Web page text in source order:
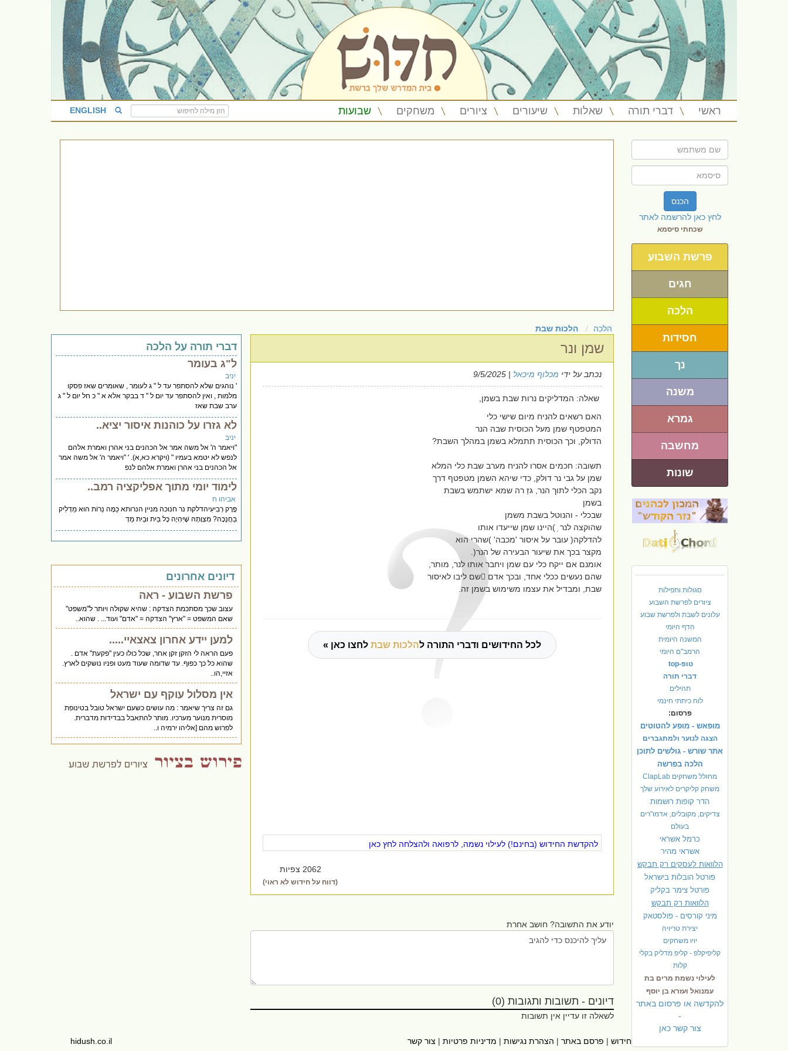
ראשי דברי תורה שאלות שיעורים ציורים משחקים שבועות ENGLISH
הכנס
לחץ כאן להרשמה לאתר
שכחתי סיסמא
פרשת השבוע
חגים
הלכה
חסידות
נך
משנה
גמרא
מחשבה
שונות
סגולות ותפילות
ציורים לפרשת השבוע
עלונים לשבת ולפרשת שבוע
הדף היומי
המשנה היומית
הרמב"ם היומי
טופ-top
דברי תורה
תהילים
לוח כיתתי חינמי
פרסום:
מופאש - מופע להטוטים
הצגה לנוער ולמתגברים
אתר שורש - גולשים לתוכן
הלכה בפרשה
מחולל משחקים ClapLab
משחק קליקרים לאירוע שלך
הדר קופות רושמות
צדיקים, מקובלים, אדמו"רים
בעולם
כרמל אשראי
אשראי מהיר
הלוואות לעסקים רק תבקש
פורטל הובלות בישראל
פורטל צימר בקליק
הלוואות רק תבקש
מיני קורסים - פולסטאק
יצירת טריויה
יויו משחקים
קליפיקלפ - קליפ מדליק בקלי
קלות
לעילוי נשמת מרים בת
עמנואל ועזרא בן יוסף
להקדשה או פרסום באתר
-
צור קשר כאן
הלכה הלכות שבת
שמן ונר
נכתב על ידי מכלוף מיכאל | 9/5/2025
שאלה: המדליקים נרות שבת בשמן,
האם רשאים להניח מיום שישי כלי
המטפטף שמן מעל הכוסית שבה הנר
הדולק, וכך הכוסית תתמלא בשמן במהלך השבת?
תשובה: חכמים אסרו להניח מערב שבת כלי המלא
שמן על גבי נר דולק, כדי שיהא השמן מטפטף דרך
נקב הכלי לתוך הנר, גזֵ רה שמא ישתמש בשבת
בשמן
שבכלי - והנוטל בשבת משמן
שהוקצה לנר ְ )היינו שמן שייעדו אותו
להדלקה( עובר על איסור 'מכבה' )שהרי הוא
מקצר בכך את שיעור הבעירה של הנר(.
אומנם אם ייקח כלי עם שמן ויחבר אותו לנר, מותר,
שהם נעשים ככלי אחד, ובכך אדם שם ליבו לאיסור
שבת, ומבדיל את עצמו משימוש בשמן זה.
לכל החידושים ודברי התורה להלכות שבת לחצו כאן »
להקדשת החידוש (בחינם!) לעילוי נשמה, לרפואה ולהצלחה לחץ כאן
2062 צפיות
(דווח על חידוש לא ראוי)
יודע את התשובה? חושב אחרת
דיונים - תשובות ותגובות (0)
לשאלה זו עדיין אין תשובות
דברי תורה על הלכה
ל"ג בעומר
יניב
' נוהגים שלא להסתפר עד ל " ג לעומר , שאומרים שאז פסקו
מלמות , ואין להסתפר עד יום ל " ד בבקר אלא א " כ חל יום ל " ג
ערב שבת שאז
לא גזרו על כוהנות איסור יציא..
יניב
"ויאמר ה' אל משה אמר אל הכהנים בני אהרן ואמרת אלהם
לנפש לא יטמא בעמיו " (ויקרא כא,א). ' "ויאמר ה' אל משה אמר
אל הכהנים בני אהרן ואמרת אלהם לנפ
לימוד יומי מתוך אפליקציה רמב..
אביהו ח
פֶּרֶק רְבִיעִיהדלקת נר חנוכה מניין הנרותא כַּמָּה נֵרוֹת הוּא מַדְלִיק
בַּחֲנֻכָּה? מִצְוָתָהּ שֶׁיִּהְיֶה כָּל בַּיִת וּבַיִת מַדְ
דיונים אחרונים
פרשת השבוע - ראה
עצוב שכך מסתכמת הצדקה : שהיא שקולה ויותר ל"משפט"
שאם המשפט = "ארץ" הצדקה = "אדם" ועוד... . שהוא..
למען יידע אחרון צאצאיי.....
פעם הראה לי הזקן זקן אחר, שכל כולו כעין "פקעת" אדם .
שהוא כל כך כפוף. עד שדומה שעוד מעט ופניו נושקים לארץ.
אזיי,הו..
אין מסלול עוקף עם ישראל
גם זה צריך שיאמר : מה עושים כשעם ישראל טובל בטינופת
מוסרית מנוער מערכיו. מותר להתאבל בבדידות מדברית.
לפרוש מהם [אליהו ירמיה ו..
אודות חידוש | פרסם באתר | הצהרת נגישות | מדיניות פרטיות | צור קשר hidush.co.il